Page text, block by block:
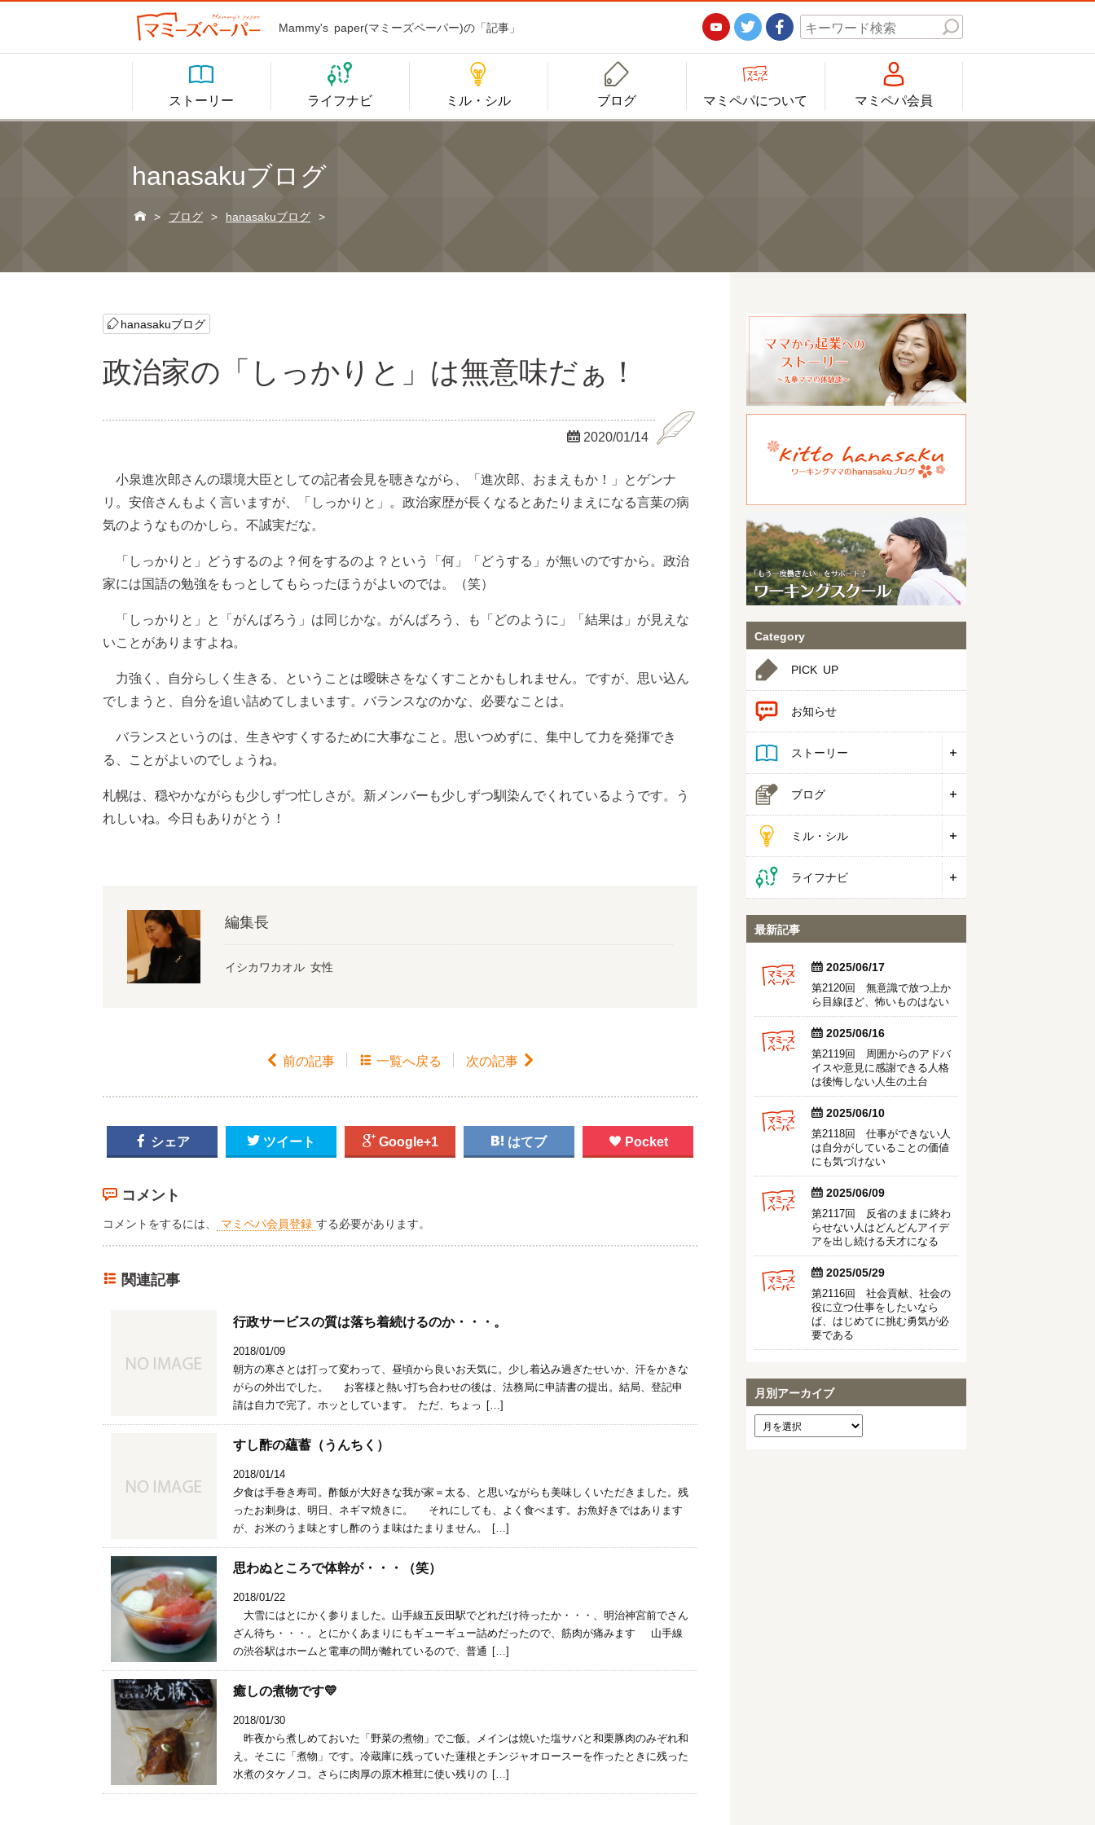
Mammy's paper(マミーズペーパー)の「記事」   

ストーリー

ライフナビ

ミル・シル

ブログ

マミペパについて

マミペパ会員
hanasakuブログ
 > ブログ > hanasakuブログ >
hanasakuブログ
政治家の「しっかりと」は無意味だぁ！
 2020/01/14
小泉進次郎さんの環境大臣としての記者会見を聴きながら、「進次郎、おまえもか！」とゲンナ
リ。安倍さんもよく言いますが、「しっかりと」。政治家歴が長くなるとあたりまえになる言葉の病
気のようなものかしら。不誠実だな。
「しっかりと」どうするのよ？何をするのよ？という「何」「どうする」が無いのですから。政治
家には国語の勉強をもっとしてもらったほうがよいのでは。（笑）
「しっかりと」と「がんばろう」は同じかな。がんばろう、も「どのように」「結果は」が見えな
いことがありますよね。
力強く、自分らしく生きる、ということは曖昧さをなくすことかもしれません。ですが、思い込ん
でしまうと、自分を追い詰めてしまいます。バランスなのかな、必要なことは。
バランスというのは、生きやすくするために大事なこと。思いつめずに、集中して力を発揮でき
る、ことがよいのでしょうね。
札幌は、穏やかながらも少しずつ忙しさが。新メンバーも少しずつ馴染んでくれているようです。う
れしいね。今日もありがとう！
編集長
イシカワカオル 女性
 前の記事  一覧へ戻る 次の記事 
 シェア  ツイート  Google+1  はてブ  Pocket
コメント
コメントをするには、 マミペパ会員登録 する必要があります。
関連記事
行政サービスの質は落ち着続けるのか・・・。
2018/01/09
朝方の寒さとは打って変わって、昼頃から良いお天気に。少し着込み過ぎたせいか、汗をかきな
がらの外出でした。 お客様と熱い打ち合わせの後は、法務局に申請書の提出。結局、登記申
請は自力で完了。ホッとしています。 ただ、ちょっ […]
すし酢の蘊蓄（うんちく）
2018/01/14
夕食は手巻き寿司。酢飯が大好きな我が家＝太る、と思いながらも美味しくいただきました。残
ったお刺身は、明日、ネギマ焼きに。 それにしても、よく食べます。お魚好きではあります
が、お米のうま味とすし酢のうま味はたまりません。 […]
思わぬところで体幹が・・・（笑）
2018/01/22
大雪にはとにかく参りました。山手線五反田駅でどれだけ待ったか・・・、明治神宮前でさん
ざん待ち・・・。とにかくあまりにもギューギュー詰めだったので、筋肉が痛みます 山手線
の渋谷駅はホームと電車の間が離れているので、普通 […]
癒しの煮物です💛
2018/01/30
昨夜から煮しめておいた「野菜の煮物」でご飯。メインは焼いた塩サバと和栗豚肉のみぞれ和
え。そこに「煮物」です。冷蔵庫に残っていた蓮根とチンジャオロースーを作ったときに残った
水煮のタケノコ。さらに肉厚の原木椎茸に使い残りの […]
Category
PICK UP
お知らせ
ストーリー
ブログ
ミル・シル
ライフナビ
最新記事
  2025/06/17
第2120回 無意識で放つ上か
ら目線ほど、怖いものはない
  2025/06/16
第2119回 周囲からのアドバ
イスや意見に感謝できる人格
は後悔しない人生の土台
  2025/06/10
第2118回 仕事ができない人
は自分がしていることの価値
にも気づけない
  2025/06/09
第2117回 反省のままに終わ
らせない人はどんどんアイデ
アを出し続ける天才になる
  2025/05/29
第2116回 社会貢献、社会の
役に立つ仕事をしたいなら
ば、はじめてに挑む勇気が必
要である
月別アーカイブ